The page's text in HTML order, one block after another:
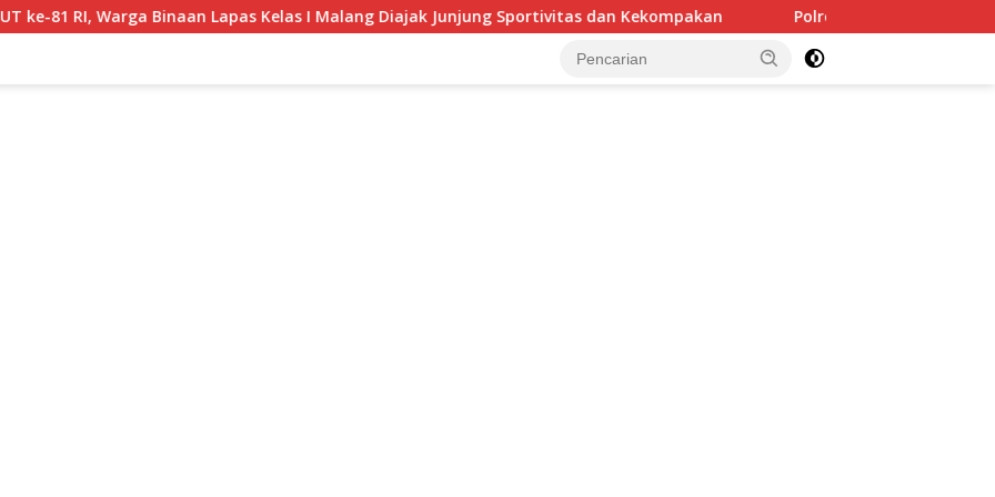
Lapas Kelas I Malang Diajak Junjung Sportivitas dan Kekompakan Polresta Malang Kota Ringkus Pelaku